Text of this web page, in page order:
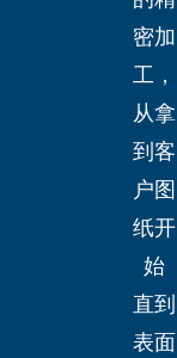
密加
工，
从拿
到客
户图
纸开
始
直到
表面